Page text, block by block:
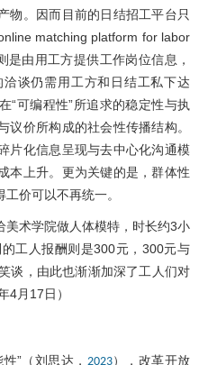
物。因而目前的日结招工平台只
matching platform for labor
由用工方提供工作岗位信息，
谈仍需用工方和日结工私下达
“可编程性”所追求的稳定性与执
价所构成的社会性传播结构。
片化信息呈现与去中心化沟通模
本上升。更为关键的是，群体性
价可以不再统一。
术学院做人体模特，时长约3小
工人报酬则是300元，300元与
谈，由此也渐渐加深了工人们对
4月17日）
”（刘思达， 2023），改革开放